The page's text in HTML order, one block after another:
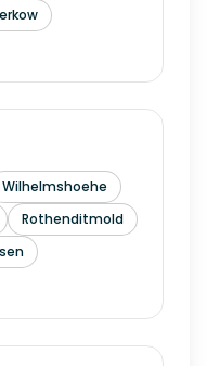
Wilhelmshoehe
Rothenditmold